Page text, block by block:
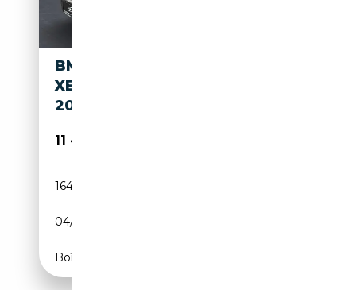
BMW X3 XDRIVE 20 D+BI-
XENON+NAVI+KLIMAA.+PDC+
20ZOLL
11 490€
164 000 km
04/2013
Boîte manuelle